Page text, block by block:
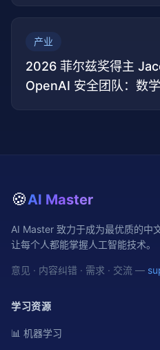
产业
2026 菲尔兹奖得主
OpenAI 安全团队：数
🍪AI Master
AI Master 致力于成为最优质的中
让每个人都能掌握人工智能技术。
意见 · 内容纠错 · 需求 · 交流 —
学习资源
📊 机器学习